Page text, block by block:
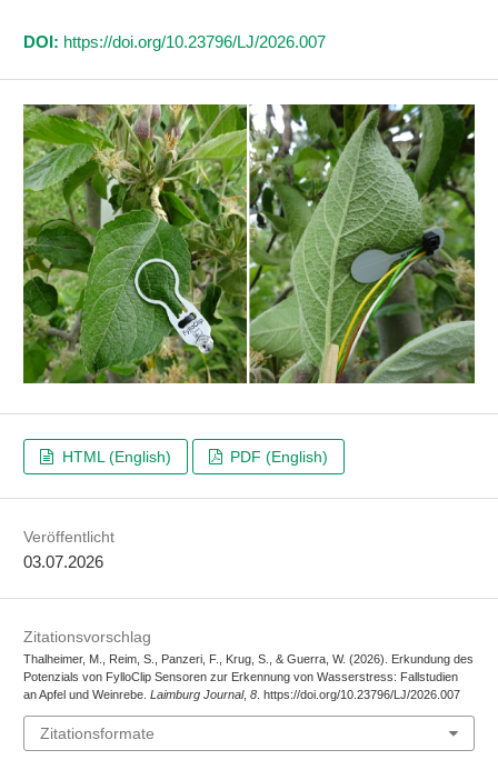
DOI: https://doi.org/10.23796/LJ/2026.007
HTML (English) PDF (English)
Veröffentlicht
03.07.2026
Zitationsvorschlag
Thalheimer, M., Reim, S., Panzeri, F., Krug, S., & Guerra, W. (2026). Erkundung des
Potenzials von FylloClip Sensoren zur Erkennung von Wasserstress: Fallstudien
an Apfel und Weinrebe.Laimburg Journal,8 . https://doi.org/10.23796/LJ/2026.007
Zitationsformate